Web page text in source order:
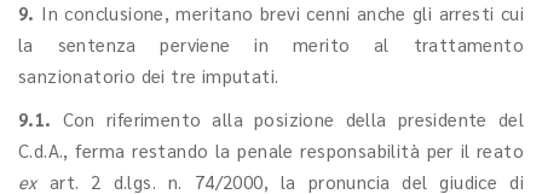
9. In conclusione, meritano brevi cenni anche gli arresti cui
la sentenza perviene in merito al trattamento
sanzionatorio dei tre imputati.
9.1. Con riferimento alla posizione della presidente del
C.d.A., ferma restando la penale responsabilità per il reato
exart. 2 d.lgs. n. 74/2000, la pronuncia del giudice di